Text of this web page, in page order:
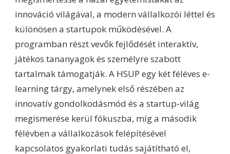
innováció világával, a modern vállalkozói léttel és
különösen a startupok működésével. A
programban részt vevők fejlődését interaktív,
játékos tananyagok és személyre szabott
tartalmak támogatják. A HSUP egy két féléves e-
learning tárgy, amelynek első részében az
innovatív gondolkodásmód és a startup-világ
megismerése kerül fókuszba, míg a második
félévben a vállalkozások felépítésével
kapcsolatos gyakorlati tudás sajátítható el,